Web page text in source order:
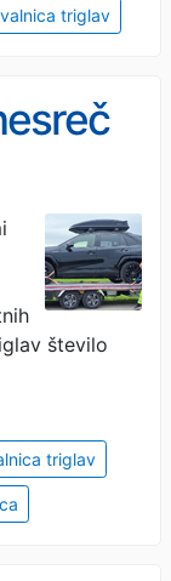
triglav
število
triglav